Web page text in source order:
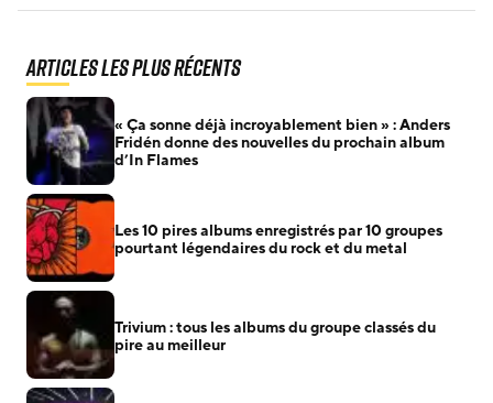
Articles les plus récents
« Ça sonne déjà incroyablement bien » : Anders
Fridén donne des nouvelles du prochain album
d’In Flames
Les 10 pires albums enregistrés par 10 groupes
pourtant légendaires du rock et du metal
Trivium : tous les albums du groupe classés du
pire au meilleur